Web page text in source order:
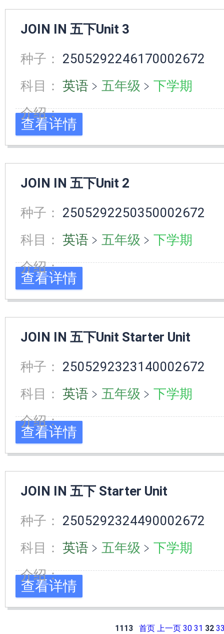
JOIN IN 五下Unit 3
种子： 2505292246170002672
科目： 英语 ﹥ 五年级 ﹥ 下学期
介绍：
查看详情
JOIN IN 五下Unit 2
种子： 2505292250350002672
科目： 英语 ﹥ 五年级 ﹥ 下学期
介绍：
查看详情
JOIN IN 五下Unit Starter Unit
种子： 2505292323140002672
科目： 英语 ﹥ 五年级 ﹥ 下学期
介绍：
查看详情
JOIN IN 五下 Starter Unit
种子： 2505292324490002672
科目： 英语 ﹥ 五年级 ﹥ 下学期
介绍：
查看详情
1113 首页 上一页 30 31 32